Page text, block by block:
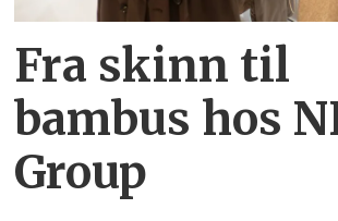
Fra skinn til
bambus hos
Group